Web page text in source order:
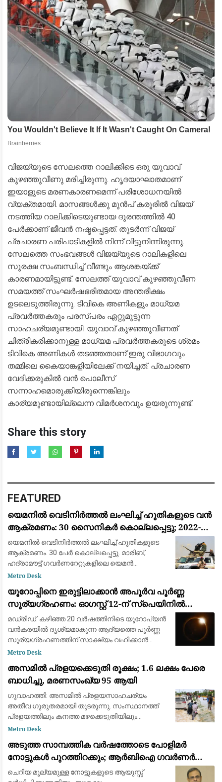
വിജയ്‌‌യുടെ സേലത്തെ റാലിക്കിടെ ഒരു യുവാവ്
കുഴഞ്ഞുവീണു മരിച്ചിരുന്നു. ഹൃദയാഘാതമാണ്
ഇയാളുടെ മരണകാരണമെന്ന് പരിശോധനയിൽ
വ്യക്തമായി. മാസങ്ങൾക്കു മുൻപ് കരൂരിൽ വിജയ്
നടത്തിയ റാലിക്കിടെയുണ്ടായ ദുരന്തത്തിൽ 40
പേർക്കാണ് ജീവൻ നഷ്ടപ്പെട്ടത്. തുടർന്ന് വിജയ്
പ്രചാരണ പരിപാടികളിൽ നിന്ന് വിട്ടുനിന്നിരുന്നു.
സേലത്തെ സംഭവങ്ങൾ വിജയ്‌യുടെ റാലികളിലെ
സുരക്ഷ സംബന്ധിച്ച് വീണ്ടും ആശങ്കയ്ക്ക്
കാരണമായിട്ടുണ്ട്. സേലത്ത് യുവാവ് കുഴഞ്ഞുവീണ
സമയത്ത് സംഘർഷഭരിതമായ അന്തരീക്ഷം
ഉടലെടുത്തിരുന്നു. ടിവികെ അണികളും മാധ്യമ
പ്രവർത്തകരും പരസ്പരം ഏറ്റുമുട്ടുന്ന
സാഹചര്യമുണ്ടായി. യുവാവ് കുഴഞ്ഞുവീണത്
ചിത്രീകരിക്കാനുള്ള മാധ്യമ പ്രവർത്തകരുടെ ശ്രമം
ടിവികെ അണികൾ തടഞ്ഞതാണ് ഇരു വിഭാഗവും
തമ്മിലെ കൈയാങ്കളിയിലേക്ക് നയിച്ചത്. പ്രചാരണ
വേദിക്കരുകിൽ വൻ പൊലീസ്
സന്നാഹമൊരുക്കിയിരുന്നെങ്കിലും
കാര്യമുണ്ടായില്ലെന്ന വിമർശനവും ഉയരുന്നുണ്ട്.
Share this story
FEATURED
യെമനിൽ വെടിനിർത്തൽ ലംഘിച്ച് ഹൂതികളുടെ വൻ
ആക്രമണം: 30 സൈനികർ കൊല്ലപ്പെട്ടു; 2022-ന്
ശേഷമുള്ള ഏറ്റവും വലിയ ഏറ്റുമുട്ടൽ
യെമനിൽ വെടിനിർത്തൽ ലംഘിച്ച് ഹൂതികളുടെ
ആക്രമണം. 30 പേർ കൊല്ലപ്പെട്ടു. മാരിബ്,
ഹദ്രാമൗട്ട് ഗവർണറേറ്റുകളിലെ യെമൻ
എമർജൻസി ഫോഴ്‌സ് ക്യാമ്പുകൾക്ക്
വലിയ ആക്രമണമാണിത്
Metro Desk
യൂറോപ്പിനെ ഇരുട്ടിലാക്കാൻ അപൂർവ പൂർണ്ണ
സൂര്യഗ്രഹണം: ഓഗസ്റ്റ് 12-ന് സ്പെയിനിൽ
പ്രകൃതിയുടെ വിസ്മയക്കാഴ്ച
മഡ്രിഡ്: കഴിഞ്ഞ 20 വർഷത്തിനിടെ യൂറോപ്യൻ
വൻകരയിൽ ദൃശ്യമാകുന്ന ആദ്യത്തെ പൂർണ്ണ
സൂര്യഗ്രഹണത്തിന് സാക്ഷ്യം വഹിക്കാൻ
ഒരുങ്ങി ശാസ്ത്രലോകവും ആകാശപ്രേമികളും.
മറയ്ക
Metro Desk
അസമിൽ പ്രളയക്കെടുതി രൂക്ഷം; 1.6 ലക്ഷം പേരെ
ബാധിച്ചു, മരണസംഖ്യ 95 ആയി
ഗുവാഹത്തി: അസമിൽ പ്രളയസാഹചര്യം
അതീവ ഗുരുതരമായി തുടരുന്നു. സംസ്ഥാനത്ത്
പ്രളയത്തിലും കനത്ത മഴക്കെടുതിയിലും
മരിച്ചവരുടെ എണ്ണം 95 ആയി ഉയർന്നു. 14
ആളുകളെയാണ് വെള്
Metro Desk
അടുത്ത സാമ്പത്തിക വർഷത്തോടെ പോളിമർ
നോട്ടുകൾ പുറത്തിറക്കും; ആർബിഐ ഗവർണർ
സഞ്ജയ് മൽഹോത്ര
ചെറിയ മൂല്യമുള്ള നോട്ടുകളുടെ ആയുസ്സ്